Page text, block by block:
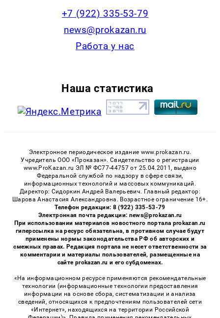
+7 (922) 335-53-79
news@prokazan.ru
Работа у нас
Наша статистика
Электронное периодическое издание www.prokazan.ru.
Учредитель ООО «Проказан». Cвидетельство о регистрации
www.ProKazan.ru ЭЛ № ФС77-44757 от 25.04.2011, выдано
Федеральной службой по надзору в сфере связи,
информационных технологий и массовых коммуникаций.
Директор: Сидоркин Андрей Валерьевич. Главный редактор:
Шарова Анастасия Александровна. Возрастное ограничение 16+.
Телефон редакции: 8 (922) 335-53-79
Электронная почта редакции: news@prokazan.ru
При использовании материалов новостного портала prokazan.ru
гиперссылка на ресурс обязательна, в противном случае будут
применены нормы законодательства РФ об авторских и
смежных правах. Редакция портала не несет ответственности за
комментарии и материалы пользователей, размещенные на
сайте prokazan.ru и его субдоменах.
«На информационном ресурсе применяются рекомендательные
технологии (информационные технологии предоставления
информации на основе сбора, систематизации и анализа
сведений, относящихся к предпочтениям пользователей сети
«Интернет», находящихся на территории Российской